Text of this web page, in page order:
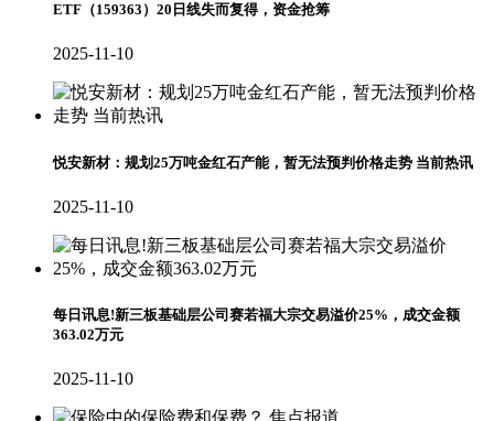
ETF（159363）20日线失而复得，资金抢筹
2025-11-10
悦安新材：规划25万吨金红石产能，暂无法预判价格走势 当前热讯
2025-11-10
每日讯息!新三板基础层公司赛若福大宗交易溢价25%，成交金额
363.02万元
2025-11-10